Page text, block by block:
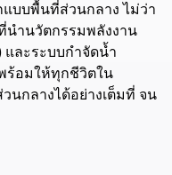
บบพื้นที่ส่วนกลาง ไม่ว่า
นำนวัตกรรมพลังงาน
และระบบกำจัดน้ำ
ร้อมให้ทุกชีวิตใน
นกลางได้อย่างเต็มที่ จน